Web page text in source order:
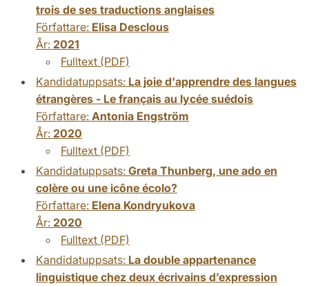
trois de ses traductions anglaises
Författare: Elisa Desclous
År: 2021
Fulltext (PDF)
Kandidatuppsats: La joie d'apprendre des langues
étrangères - Le français au lycée suédois
Författare: Antonia Engström
År: 2020
Fulltext (PDF)
Kandidatuppsats: Greta Thunberg, une ado en
colère ou une icône écolo?
Författare: Elena Kondryukova
År: 2020
Fulltext (PDF)
Kandidatuppsats: La double appartenance
linguistique chez deux écrivains d’expression